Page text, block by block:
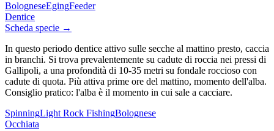
BologneseEgingFeeder
Dentice
Scheda specie →
In questo periodo dentice attivo sulle secche al mattino presto, caccia
in branchi. Si trova prevalentemente su cadute di roccia nei pressi di
Gallipoli, a una profondità di 10-35 metri su fondale roccioso con
cadute di quota. Più attiva prime ore del mattino, momento dell'alba.
Consiglio pratico: l'alba è il momento in cui sale a cacciare.
SpinningLight Rock FishingBolognese
Occhiata